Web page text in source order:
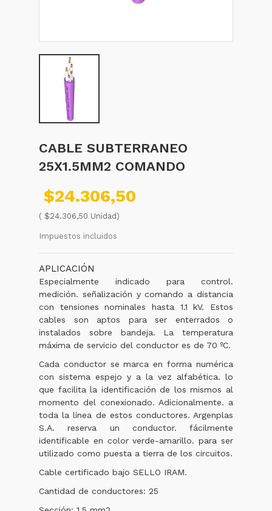
CABLE SUBTERRANEO
25X1.5MM2 COMANDO
$24.306,50
( $24.306,50 Unidad)
Impuestos incluidos
APLICACIÓN
Especialmente indicado para control.
medición. señalización y comando a distancia
con tensiones nominales hasta 1.1 kV. Estos
cables son aptos para ser enterrados o
instalados sobre bandeja. La temperatura
máxima de servicio del conductor es de 70 ºC.
Cada conductor se marca en forma numérica
con sistema espejo y a la vez alfabética. lo
que facilita la identificación de los mismos al
momento del conexionado. Adicionalmente. a
toda la línea de estos conductores. Argenplas
S.A. reserva un conductor. fácilmente
identificable en color verde-amarillo. para ser
utilizado como puesta a tierra de los circuitos.
Cable certificado bajo SELLO IRAM.
Cantidad de conductores: 25